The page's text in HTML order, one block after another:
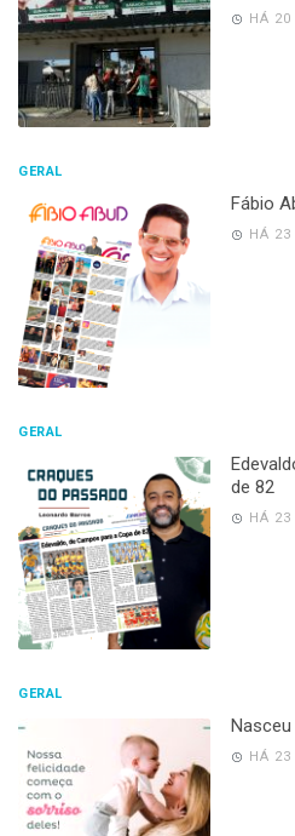
HÁ 20
GERAL
Fábio
HÁ 23
GERAL
de 82
HÁ 23
GERAL
Nasceu
HÁ 23